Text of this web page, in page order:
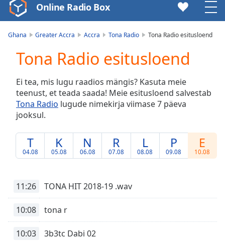
Video
Player
Play
Video
Skip
Backward
Skip
Forward
Current
0:00
0.00%
Stream
TypeLIVE
live,
Online Radio Box
Ghana Greater Accra Accra Tona Radio Tona Radio esitusloend
Tona Radio esitusloend
Ei tea, mis lugu raadios mängis? Kasuta meie
teenust, et teada saada! Meie esitusloend salvestab
Tona Radio lugude nimekirja viimase 7 päeva
jooksul.
T
04.08
K
05.08
N
06.08
R
07.08
L
08.08
P
09.08
E
10.08
11:26 TONA HIT 2018-19 .wav
10:08 tona r
10:03 3b3tc Dabi 02